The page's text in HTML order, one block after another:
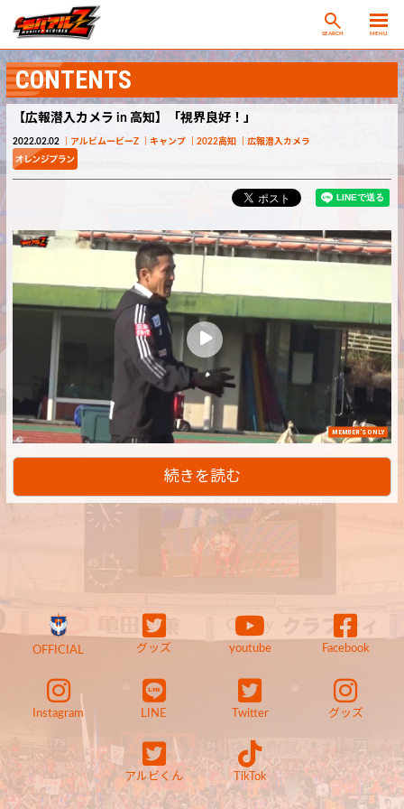
SEARCH MENU
CONTENTS
【広報潜入カメラ in 高知】「視界良好！」
2022.02.02 アルビムービーZ キャンプ 2022高知 広報潜入カメラ
MEMBER'S ONLY
続きを読む
OFFICIAL グッズ youtube Facebook
Instagram LINE Twitter グッズ
アルビくん TikTok